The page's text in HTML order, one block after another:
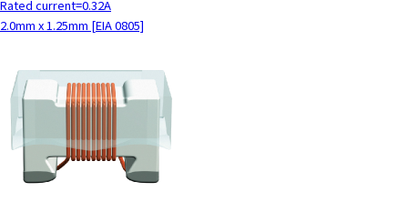
Rated current=0.32A
2.0mm x 1.25mm [EIA 0805]